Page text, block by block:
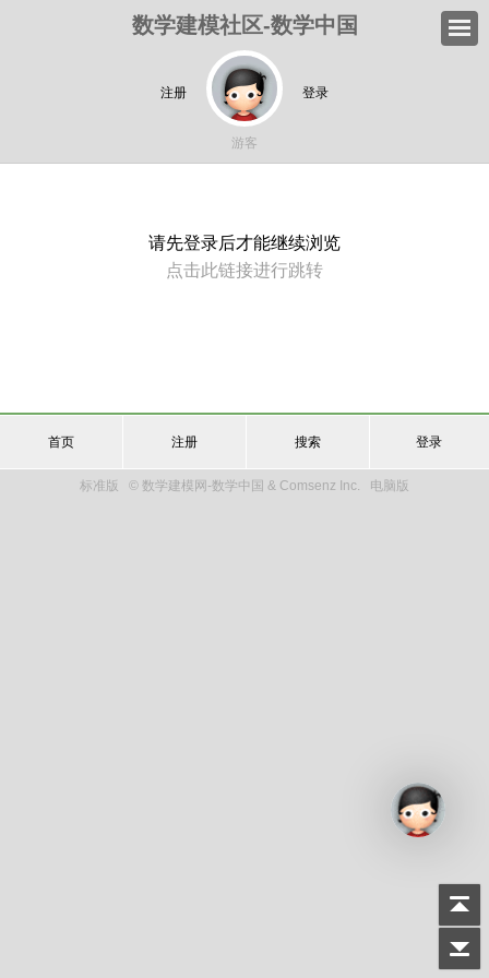
数学建模社区-数学中国
注册 登录
游客
请先登录后才能继续浏览
点击此链接进行跳转
首页 注册 搜索 登录
标准版 © 数学建模网-数学中国 & Comsenz Inc. 电脑版